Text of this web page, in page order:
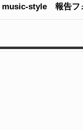
music-style 報告フ